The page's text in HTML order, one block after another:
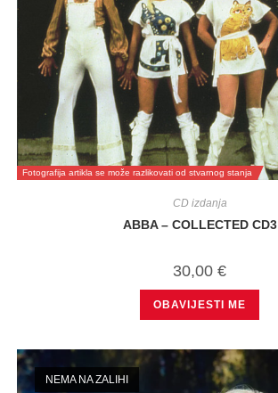
Fotografija artikla se može razlikovati od stvarnog stanja
CD izdanja
ABBA – COLLECTED CD3
30,00 €
OBAVIJESTI ME
NEMA NA ZALIHI